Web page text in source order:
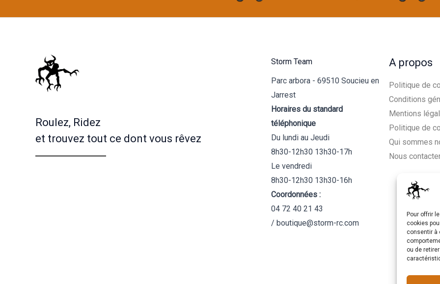
Pour offrir
cookies
consentir à
ou de
Roulez, Ridez
et trouvez tout ce dont vous rêvez
Storm Team
Parc arbora - 69510 Soucieu en
Jarrest
Horaires du standard
téléphonique
Du lundi au Jeudi
8h30-12h30 13h30-17h
Le vendredi
8h30-12h30 13h30-16h
Coordonnées :
04 72 40 21 43
/ boutique@storm-rc.com
A propos
Politique de
Conditions
Mentions
Politique de
Qui sommes
Nous